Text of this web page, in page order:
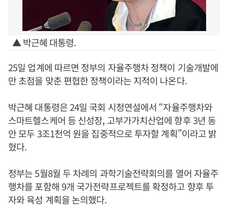
▲ 박근혜 대통령.
25일 업계에 따르면 정부의 자율주행차 정책이 기술개발에
만 초점을 맞춘 편협한 정책이라는 지적이 나온다.
박근혜 대통령은 24일 국회 시정연설에서 “자율주행차와
스마트헬스케어 등 신성장, 고부가가치산업에 향후 3년 동
안 모두 3조1천억 원을 집중적으로 투자할 계획”이라고 밝
혔다.
정부는 5월8월 두 차례의 과학기술전략회의를 열어 자율주
행차를 포함해 9개 국가전략프로젝트를 확정하고 향후 투
자와 육성 계획을 논의했다.